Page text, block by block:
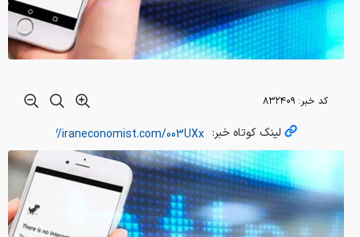
کد خبر: ۸۳۲۴۰۹
لینک کوتاه خبر: